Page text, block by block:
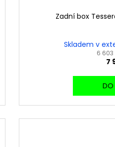
Zadní box
Skladem v
6 603
7
DO